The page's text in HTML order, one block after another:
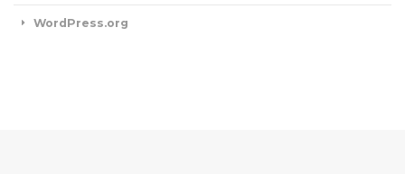
WordPress.org